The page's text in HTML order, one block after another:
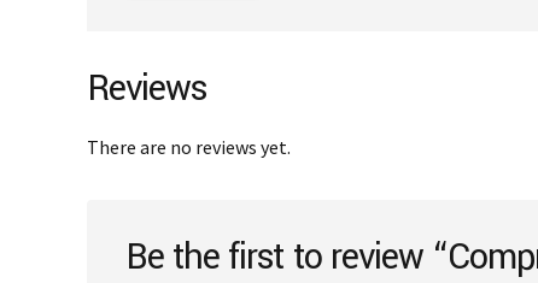
Reviews
There are no reviews yet.
Be the first to review